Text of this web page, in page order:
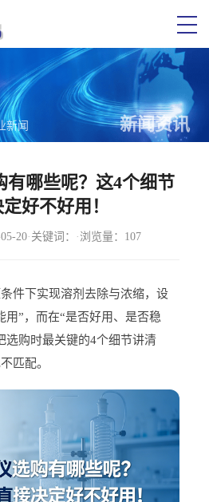
新闻 新闻资讯
有哪些呢？这4个细节
好不好用！
20· 关键词： · 浏览量：107
件下实现溶剂去除与浓缩，设
用”，而在“是否好用、是否稳
选购时最关键的4个细节讲清
匹配。